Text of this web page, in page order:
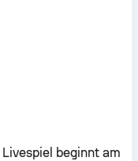
Livespiel beginnt am